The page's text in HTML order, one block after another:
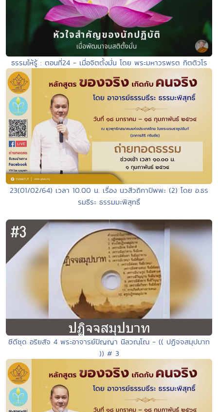
ธรรมให้รู้ : ตอนที่24 - เมื่อจิตตั้งมั่น โดย พระมหาวรพรต กิตติวโร
23(01/02/64) เวลา 10.00 น. เรื่อง นวสีวถิกาปัพพะ (2) โดย อ.ธร
รมธีระ ธรรมมะพิสุทธิ์
ซีดีชุด อริยสัจ 4 พระอาจารย์ปัญญา นีลวณฺโณ - (( ปฏิจจสมุปบาท
)) # 3